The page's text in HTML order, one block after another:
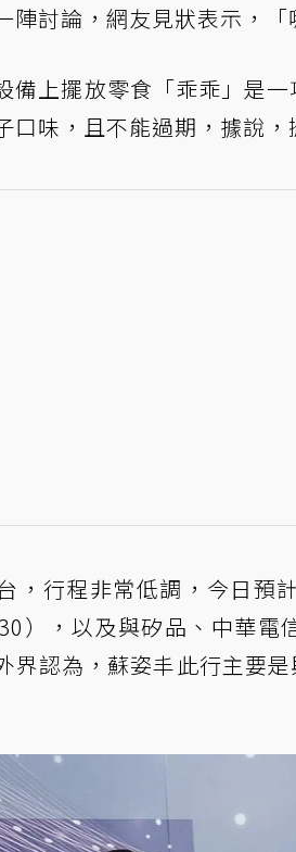
陣討論，網友見狀表示，
備上擺放零食「乖乖」是
口味，且不能過期，據說
，行程非常低調，今日預
），以及與矽品、中華電
界認為，蘇姿丰此行主要